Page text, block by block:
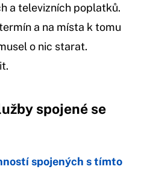
a televizních poplatků.
a na místa k tomu
o nic starat.
spojené se
spojených s tímto